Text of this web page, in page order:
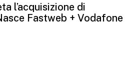
l’acquisizione di
Fastweb + Vodafone